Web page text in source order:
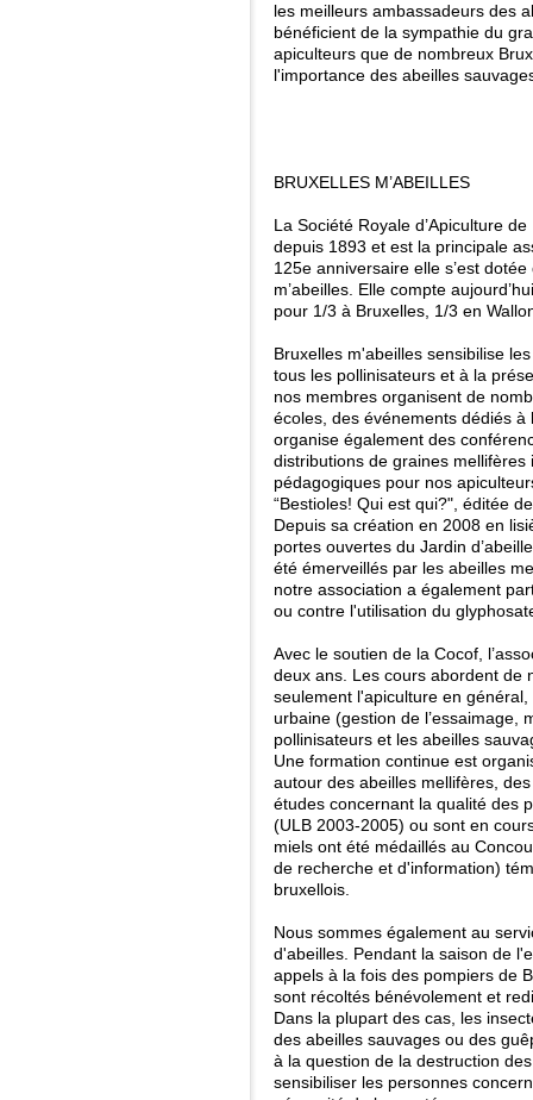
les meilleurs ambassadeurs des
bénéficient de la sympathie du
apiculteurs que de nombreux
l'importance des abeilles
BRUXELLES M’ABEILLES
La Société Royale d’Apiculture
depuis 1893 et est la principale
125e anniversaire elle s’est
m’abeilles. Elle compte
pour 1/3 à Bruxelles, 1/3 en
Bruxelles m'abeilles sensibilise
tous les pollinisateurs et à la
nos membres organisent de
écoles, des événements dédiés
organise également des
distributions de graines
pédagogiques pour nos
“Bestioles! Qui est qui?", éditée
Depuis sa création en 2008 en
portes ouvertes du Jardin
été émerveillés par les abeilles
notre association a également
ou contre l'utilisation du
Avec le soutien de la Cocof,
deux ans. Les cours abordent de
seulement l'apiculture en
urbaine (gestion de l’essaimage,
pollinisateurs et les abeilles
Une formation continue est
autour des abeilles mellifères,
études concernant la qualité des
(ULB 2003-2005) ou sont en
miels ont été médaillés au
de recherche et d'information)
bruxellois.
Nous sommes également au
d'abeilles. Pendant la saison de
appels à la fois des pompiers de
sont récoltés bénévolement et
Dans la plupart des cas, les
des abeilles sauvages ou des
à la question de la destruction
sensibiliser les personnes